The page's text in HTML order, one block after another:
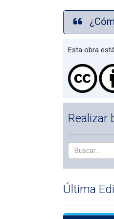
Esta obra
Realizar
Última